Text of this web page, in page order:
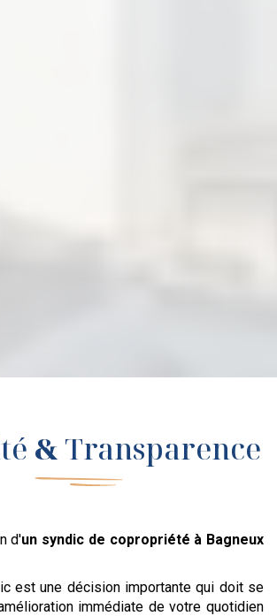
&Transparence
d'un syndic de copropriété à Bagneux
est une décision importante qui doit se
immédiate de votre quotidien